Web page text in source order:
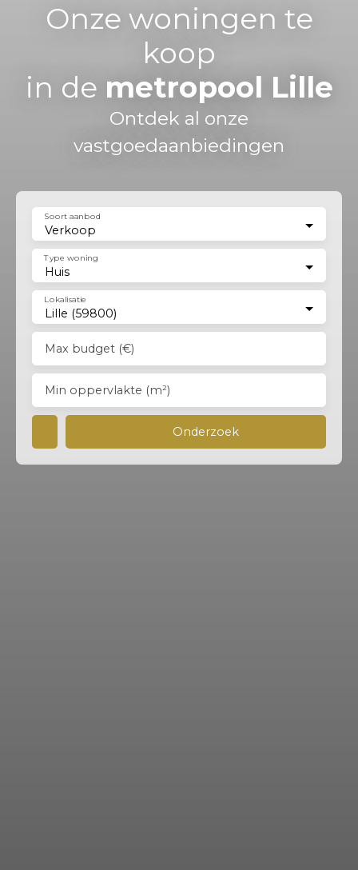
Onze woningen te
koop
in de metropool Lille
Ontdek al onze
vastgoedaanbiedingen
Verkoop
Soort aanbod
Huis
Type woning
Lille (59800)
Lokalisatie
Max budget (€)
Min oppervlakte (m²)
Onderzoek